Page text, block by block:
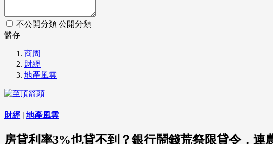
不公開分類 公開分類
儲存
商周
財經
地產風雲
財經 | 地產風雲
房貸利率3%也貸不到？銀行鬧錢荒祭限貸令，連